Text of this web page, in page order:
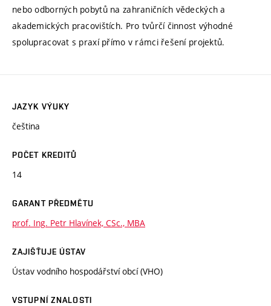
nebo odborných pobytů na zahraničních vědeckých a
akademických pracovištích. Pro tvůrčí činnost výhodné
spolupracovat s praxí přímo v rámci řešení projektů.
JAZYK VÝUKY
čeština
POČET KREDITŮ
14
GARANT PŘEDMĚTU
prof. Ing. Petr Hlavínek, CSc., MBA
ZAJIŠŤUJE ÚSTAV
Ústav vodního hospodářství obcí (VHO)
VSTUPNÍ ZNALOSTI